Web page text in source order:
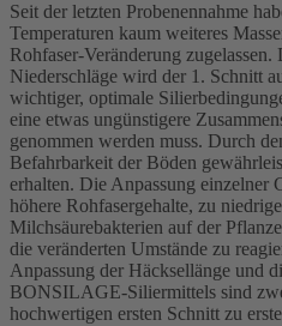
Seit der letzten Probenennahme
Temperaturen kaum weiteres
Rohfaser-Veränderung zugelassen.
Niederschläge wird der 1. Schnitt
wichtiger, optimale
eine etwas ungünstigere
genommen werden muss. Durch
Befahrbarkeit der Böden
erhalten. Die Anpassung einzelner
höhere Rohfasergehalte, zu
Milchsäurebakterien auf der
die veränderten Umstände zu
Anpassung der Häcksellänge und
BONSILAGE-Siliermittels sind
hochwertigen ersten Schnitt zu